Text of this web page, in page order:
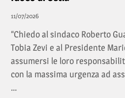
11/07/2026
“Chiedo al sindaco Roberto
Tobia Zevi e al Presidente
assumersi le loro
con la massima urgenza ad
...